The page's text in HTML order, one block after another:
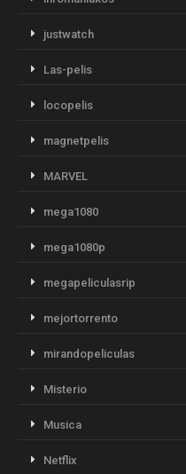
justwatch
Las-pelis
locopelis
magnetpelis
MARVEL
mega1080
mega1080p
megapeliculasrip
mejortorrento
mirandopeliculas
Misterio
Musica
Netflix